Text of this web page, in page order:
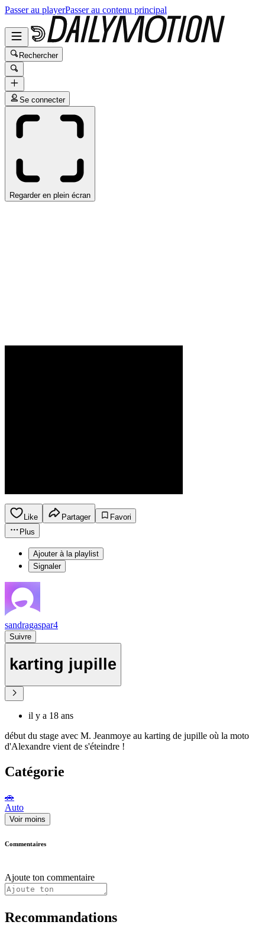
Passer au playerPasser au contenu principal
Rechercher
Se connecter
Regarder en plein écran
Like Partager
Favori
Plus
Ajouter à la playlist
Signaler
sandragaspar4
Suivre
karting jupille
il y a 18 ans
début du stage avec M. Jeanmoye au karting de jupille où la moto
d'Alexandre vient de s'éteindre !
Catégorie
🚗
Auto
Voir moins
Commentaires
Ajoute ton commentaire
Recommandations